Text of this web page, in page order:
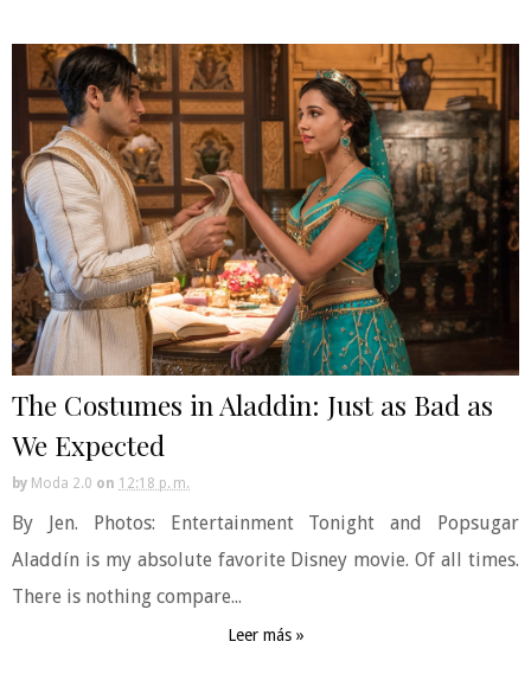
The Costumes in Aladdin: Just as Bad as
We Expected
by Moda 2.0 on 12:18 p. m.
By Jen. Photos: Entertainment Tonight and Popsugar
Aladdín is my absolute favorite Disney movie. Of all times.
There is nothing compare...
Leer más »